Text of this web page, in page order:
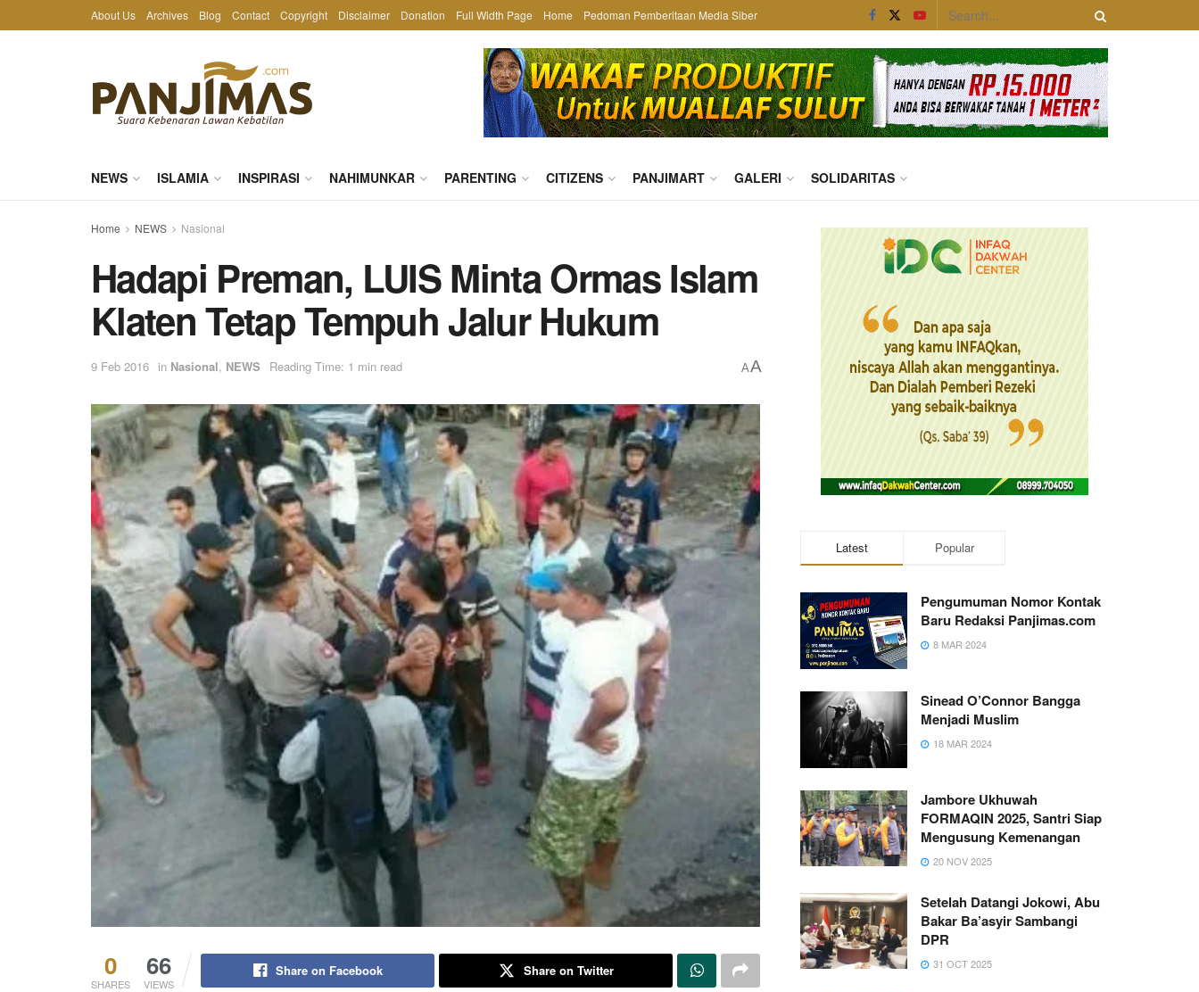
About Us Archives Blog Contact Copyright Disclaimer Donation Full Width Page Home Pedoman Pemberitaan Media Siber
NEWS ISLAMIA INSPIRASI NAHIMUNKAR PARENTING CITIZENS PANJIMART GALERI SOLIDARITAS
Home NEWS Nasional
Hadapi Preman, LUIS Minta Ormas Islam
Klaten Tetap Tempuh Jalur Hukum
9 Feb 2016 in Nasional, NEWS Reading Time: 1 min read AA
0
SHARES
66
VIEWS
Share on Facebook Share on Twitter
Latest Popular
Pengumuman Nomor Kontak
Baru Redaksi Panjimas.com
8 MAR 2024
Sinead O’Connor Bangga
Menjadi Muslim
18 MAR 2024
Jambore Ukhuwah
FORMAQIN 2025, Santri Siap
Mengusung Kemenangan
20 NOV 2025
Setelah Datangi Jokowi, Abu
Bakar Ba’asyir Sambangi
DPR
31 OCT 2025